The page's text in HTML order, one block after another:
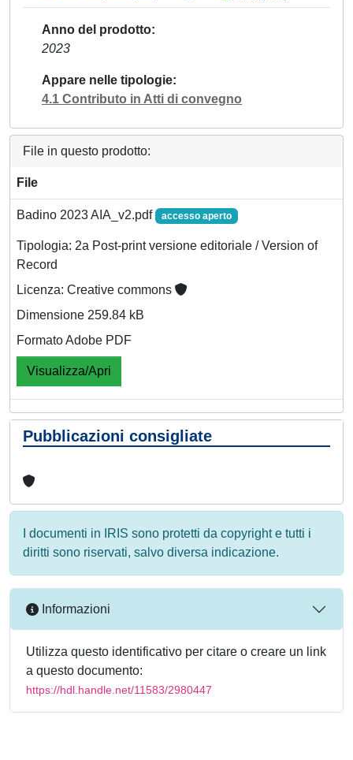
Anno del prodotto
2023
Appare nelle tipologie
4.1 Contributo in Atti di convegno
File in questo prodotto:
File
Badino 2023 AIA_v2.pdf accesso aperto
Tipologia: 2a Post-print versione editoriale / Version of
Record
Licenza: Creative commons
Dimensione 259.84 kB
Formato Adobe PDF
Visualizza/Apri
Pubblicazioni consigliate
I documenti in IRIS sono protetti da copyright e tutti i
diritti sono riservati, salvo diversa indicazione.
Informazioni
Utilizza questo identificativo per citare o creare un link
a questo documento:
https://hdl.handle.net/11583/2980447